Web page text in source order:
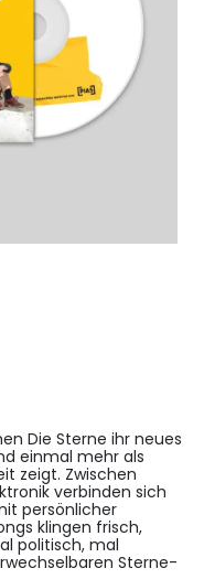
Die Sterne ihr neues
einmal mehr als
zeigt. Zwischen
verbinden sich
persönlicher
klingen frisch,
politisch, mal
Sterne-